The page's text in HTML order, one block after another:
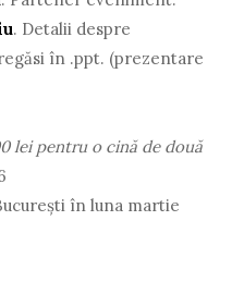
. Detalii despre
în .ppt. (prezentare
lei pentru o cină de două
în luna martie